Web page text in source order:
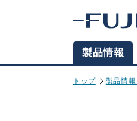
製品情報
トップ 製品情